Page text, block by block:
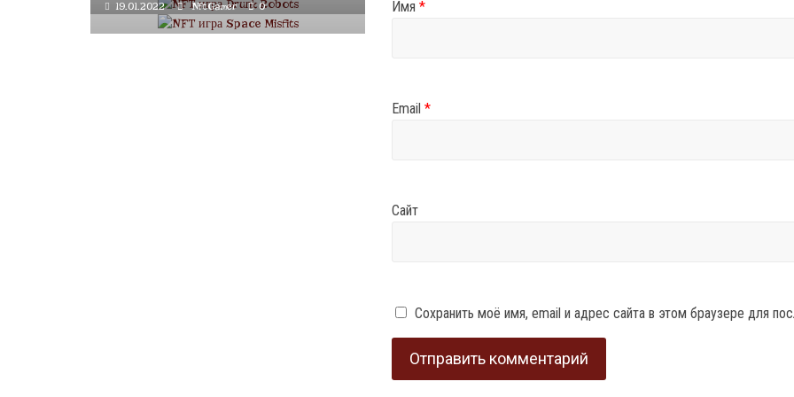
Имя *
Email *
Сайт
Сохранить моё имя, email и адрес сайта в этом браузере для
19.01.2022 NftGamer 0